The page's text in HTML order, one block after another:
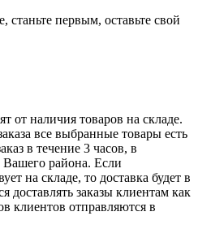
станьте первым, оставьте свой
от наличия товаров на складе.
все выбранные товары есть
в течение 3 часов, в
Вашего района. Если
на складе, то доставка будет в
доставлять заказы клиентам как
клиентов отправляются в